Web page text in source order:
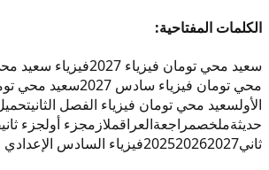
الكلمات المفتاحية:
سعيد محي تومان فيزياء 2027
فيزياء سعيد محي
محي تومان فيزياء سادس 2027
سعيد محي
الأولسعيد محي تومان فيزياء الفصل الثاني
حديثةملخصمراجعةالعراقملازمجزء أولجزء ثاني
ثاني
202520262027 فيزياء السادس الإعدادي